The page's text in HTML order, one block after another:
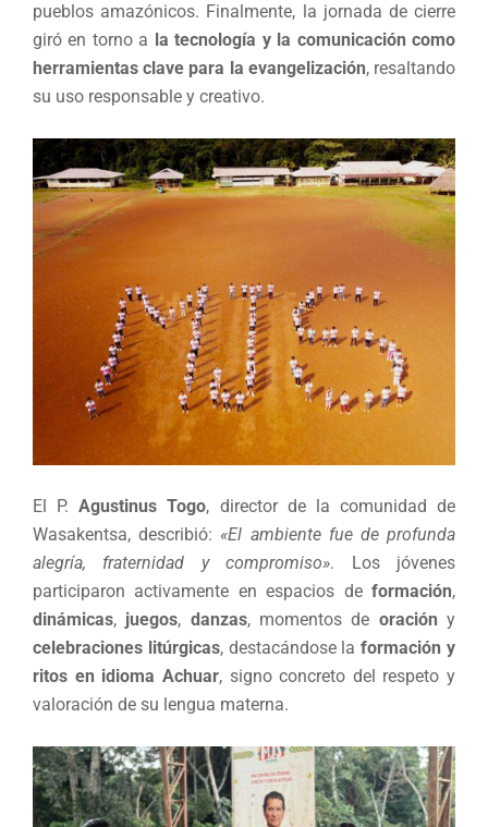
pueblos amazónicos. Finalmente, la jornada de cierre
giró en torno a la tecnología y la comunicación como
herramientas clave para la evangelización, resaltando
su uso responsable y creativo.
El P.Agustinus Togo, director de la comunidad de
Wasakentsa, describió: «El ambiente fue de profunda
alegría, fraternidad y compromiso». Los jóvenes
participaron activamente en espacios de formación,
dinámicas, juegos, danzas, momentos de oración y
celebraciones litúrgicas, destacándose laformación y
ritos en idioma Achuar, signo concreto del respeto y
valoración de su lengua materna.